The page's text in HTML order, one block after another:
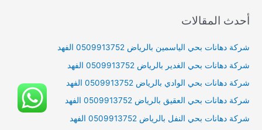
r
h
:
أحدث المقالات
شركة دهانات بحي الياسمين بالرياض 0509913752 الفهد
شركة دهانات بحي الغدير بالرياض 0509913752 الفهد
شركة دهانات بحي الوادي بالرياض 0509913752 الفهد
شركة دهانات بحي العقيق بالرياض 0509913752 الفهد
شركة دهانات بحي النفل بالرياض 0509913752 الفهد